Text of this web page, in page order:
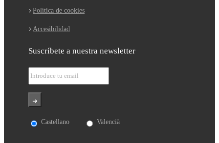
Política de cookies
Accesibilidad
Suscríbete a nuestra newsletter
Castellano Valencià